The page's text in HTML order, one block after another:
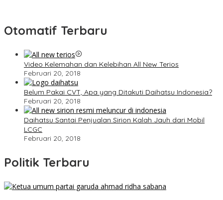
Otomatif Terbaru
Video Kelemahan dan Kelebihan All New Terios
Februari 20, 2018
Belum Pakai CVT, Apa yang Ditakuti Daihatsu Indonesia?
Februari 20, 2018
Daihatsu Santai Penjualan Sirion Kalah Jauh dari Mobil
LCGC
Februari 20, 2018
Politik Terbaru